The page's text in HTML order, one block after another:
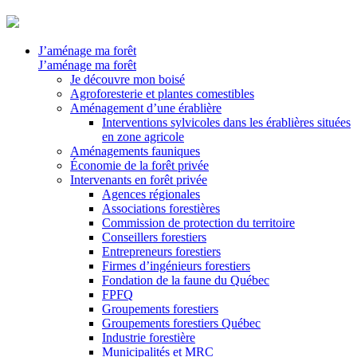
J’aménage ma forêt
J’aménage ma forêt
Je découvre mon boisé
Agroforesterie et plantes comestibles
Aménagement d’une érablière
Interventions sylvicoles dans les érablières situées
en zone agricole
Aménagements fauniques
Économie de la forêt privée
Intervenants en forêt privée
Agences régionales
Associations forestières
Commission de protection du territoire
Conseillers forestiers
Entrepreneurs forestiers
Firmes d’ingénieurs forestiers
Fondation de la faune du Québec
FPFQ
Groupements forestiers
Groupements forestiers Québec
Industrie forestière
Municipalités et MRC